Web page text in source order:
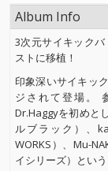
Album Info
3次元サイキック
ストに移植！
印象深いサイキッ
ジされて登場。
Dr.Haggyを初めと
ルブラック）、
WORKS）、Mu-
イシリーズ）という